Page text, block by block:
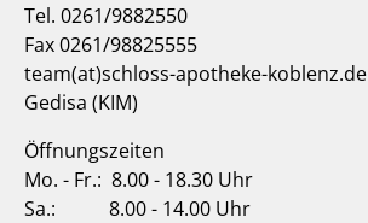
Tel. 0261/9882550
Fax 0261/98825555
team(at)schloss-apotheke-koblenz.de
Gedisa (KIM)
Öffnungszeiten
Mo. - Fr.: 8.00 - 18.30 Uhr
Sa.: 8.00 - 14.00 Uhr